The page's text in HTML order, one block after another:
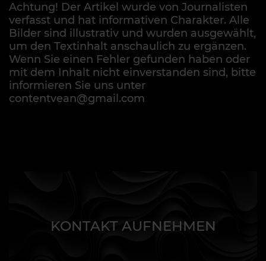
Achtung! Der Artikel wurde von Journalisten
verfasst und hat informativen Charakter. Alle
Bilder sind illustrativ und wurden ausgewählt,
um den Textinhalt anschaulich zu ergänzen.
Wenn Sie einen Fehler gefunden haben oder
mit dem Inhalt nicht einverstanden sind, bitte
informieren Sie uns unter
contentvean@gmail.com
KONTAKT AUFNEHMEN